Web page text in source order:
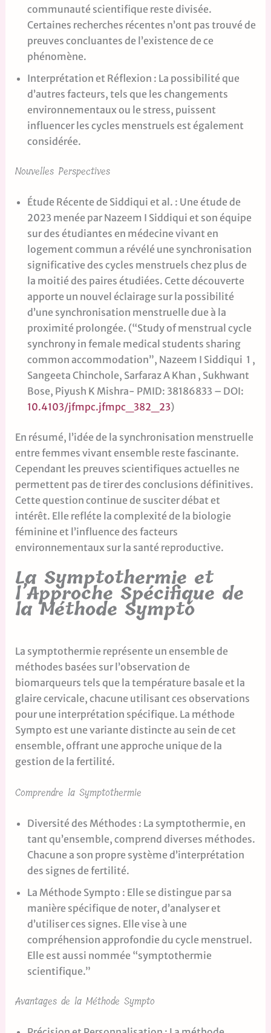
communauté scientifique reste divisée.
Certaines recherches récentes n’ont pas trouvé de
preuves concluantes de l’existence de ce
phénomène.
Interprétation et Réflexion : La possibilité que
d’autres facteurs, tels que les changements
environnementaux ou le stress, puissent
influencer les cycles menstruels est également
considérée.
Nouvelles Perspectives
Étude Récente de Siddiqui et al. : Une étude de
2023 menée par Nazeem I Siddiqui et son équipe
sur des étudiantes en médecine vivant en
logement commun a révélé une synchronisation
significative des cycles menstruels chez plus de
la moitié des paires étudiées. Cette découverte
apporte un nouvel éclairage sur la possibilité
d’une synchronisation menstruelle due à la
proximité prolongée. (“Study of menstrual cycle
synchrony in female medical students sharing
common accommodation”, Nazeem I Siddiqui 1 ,
Sangeeta Chinchole, Sarfaraz A Khan , Sukhwant
Bose, Piyush K Mishra- PMID: 38186833 – DOI:
10.4103/jfmpc.jfmpc_382_23)
En résumé, l’idée de la synchronisation menstruelle
entre femmes vivant ensemble reste fascinante.
Cependant les preuves scientifiques actuelles ne
permettent pas de tirer des conclusions définitives.
Cette question continue de susciter débat et
intérêt. Elle refléte la complexité de la biologie
féminine et l’influence des facteurs
environnementaux sur la santé reproductive.
La Symptothermie et
l’Approche Spécifique de
la Méthode Sympto
La symptothermie représente un ensemble de
méthodes basées sur l’observation de
biomarqueurs tels que la température basale et la
glaire cervicale, chacune utilisant ces observations
pour une interprétation spécifique. La méthode
Sympto est une variante distincte au sein de cet
ensemble, offrant une approche unique de la
gestion de la fertilité.
Comprendre la Symptothermie
Diversité des Méthodes : La symptothermie, en
tant qu’ensemble, comprend diverses méthodes.
Chacune a son propre système d’interprétation
des signes de fertilité.
La Méthode Sympto : Elle se distingue par sa
manière spécifique de noter, d’analyser et
d’utiliser ces signes. Elle vise à une
compréhension approfondie du cycle menstruel.
Elle est aussi nommée “symptothermie
scientifique.”
Avantages de la Méthode Sympto